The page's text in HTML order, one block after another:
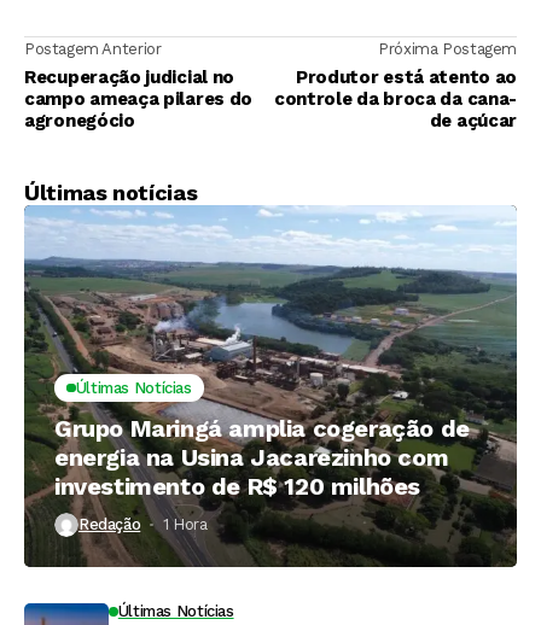
Postagem Anterior
Recuperação judicial no
campo ameaça pilares do
agronegócio
Próxima Postagem
Produtor está atento ao
controle da broca da cana-
de açúcar
Últimas notícias
Últimas Notícias
Grupo Maringá amplia cogeração de
energia na Usina Jacarezinho com
investimento de R$ 120 milhões
Redação 1 Hora ⁮
Últimas Notícias